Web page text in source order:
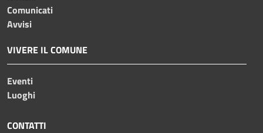
Comunicati
Avvisi
VIVERE IL COMUNE
Eventi
Luoghi
CONTATTI